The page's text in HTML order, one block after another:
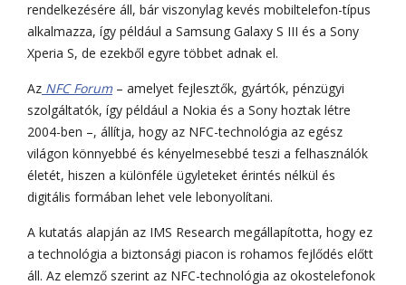
rendelkezésére áll, bár viszonylag kevés mobiltelefon-típus
alkalmazza, így például a Samsung Galaxy S III és a Sony
Xperia S, de ezekből egyre többet adnak el.
Az NFC Forum– amelyet fejlesztők, gyártók, pénzügyi
szolgáltatók, így például a Nokia és a Sony hoztak létre
2004-ben –, állítja, hogy az NFC-technológia az egész
világon könnyebbé és kényelmesebbé teszi a felhasználók
életét, hiszen a különféle ügyleteket érintés nélkül és
digitális formában lehet vele lebonyolítani.
A kutatás alapján az IMS Research megállapította, hogy ez
a technológia a biztonsági piacon is rohamos fejlődés előtt
áll. Az elemző szerint az NFC-technológia az okostelefonok